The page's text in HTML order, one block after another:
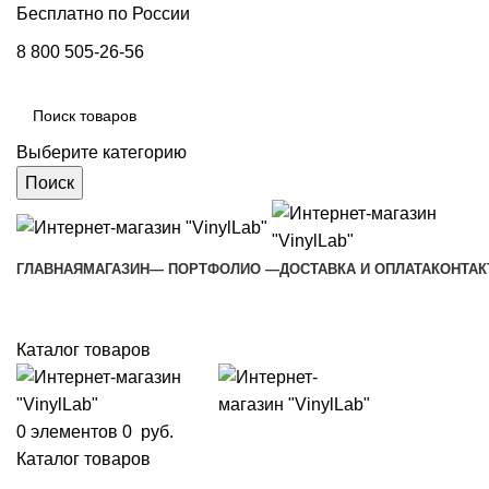
Бесплатно по России
8 800 505-26-56
Выберите категорию
Поиск
ГЛАВНАЯ МАГАЗИН— ПОРТФОЛИО —ДОСТАВКА И ОПЛАТА
Каталог товаров
0 элементов 0 руб.
Каталог товаров